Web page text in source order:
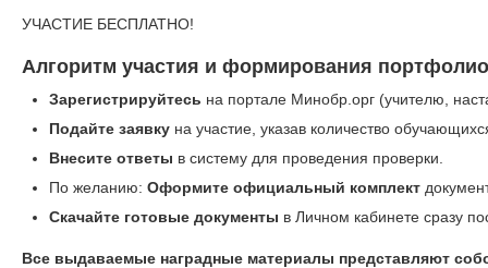
УЧАСТИЕ БЕСПЛАТНО!
Алгоритм участия и формирования
Зарегистрируйтесь на портале Минобр.орг (учителю,
Подайте заявкуна участие, указав количество
Внесите ответы в систему для проведения проверки.
По желанию: Оформите официальный комплект
Скачайте готовые документы в Личном кабинете сразу
Все выдаваемые наградные материалы представляют